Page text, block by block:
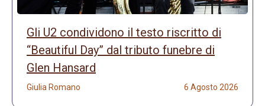
Gli U2 condividono il testo riscritto di
“Beautiful Day” dal tributo funebre di
Glen Hansard
Giulia Romano 6 Agosto 2026